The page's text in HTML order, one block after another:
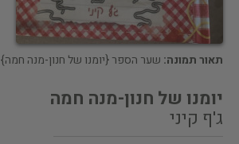
תאור תמונה: שער הספר {יומנו של חנון-מנה חמה}
יומנו של חנון-מנה חמה
ג'ף קיני